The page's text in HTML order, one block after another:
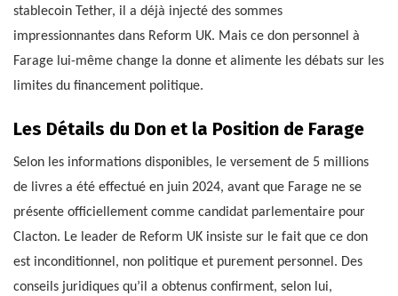
stablecoin Tether, il a déjà injecté des sommes
impressionnantes dans Reform UK. Mais ce don personnel à
Farage lui-même change la donne et alimente les débats sur les
limites du financement politique.
Les Détails du Don et la Position de Farage
Selon les informations disponibles, le versement de 5 millions
de livres a été effectué en juin 2024, avant que Farage ne se
présente officiellement comme candidat parlementaire pour
Clacton. Le leader de Reform UK insiste sur le fait que ce don
est inconditionnel, non politique et purement personnel. Des
conseils juridiques qu’il a obtenus confirment, selon lui,